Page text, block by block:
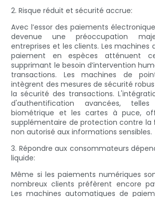
2. Risque réduit et sécurité accrue:
Avec l’essor des paiements
devenue une préoccupation
entreprises et les clients. Les machines
paiement en espèces atténuent
supprimant le besoin d’intervention
transactions. Les machines de
intègrent des mesures de sécurité
la sécurité des transactions.
d'authentification avancées,
biométrique et les cartes à puce,
supplémentaire de protection contre la
non autorisé aux informations sensibles.
3. Répondre aux consommateurs
liquide:
Même si les paiements numériques
nombreux clients préfèrent encore
Les machines automatiques de